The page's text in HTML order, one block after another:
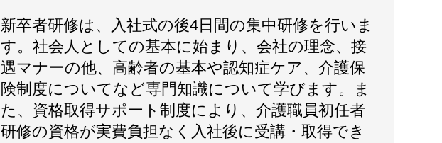
新卒者研修は、入社式の後4日間の集中研修を行いま
す。社会人としての基本に始まり、会社の理念、接
遇マナーの他、高齢者の基本や認知症ケア、介護保
険制度についてなど専門知識について学びます。ま
た、資格取得サポート制度により、介護職員初任者
研修の資格が実費負担なく入社後に受講・取得でき